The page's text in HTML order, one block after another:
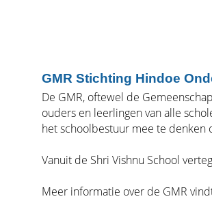
GMR Stichting Hindoe
De GMR, oftewel de
ouders en leerlingen van alle
het schoolbestuur mee te denken
Vanuit de Shri Vishnu School
Meer informatie over de GMR